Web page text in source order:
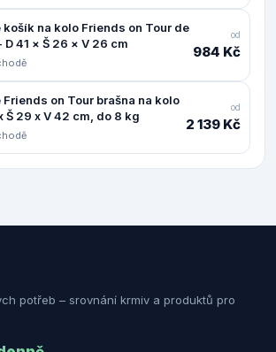
košík na kolo Friends on Tour de
D 41 × Š 26 × V 26 cm
od
984 Kč
Friends on Tour brašna na kolo
Š 29 x V 42 cm, do 8 kg
od
2 139 Kč
potřeb – srovnání krmiv a produktů pro